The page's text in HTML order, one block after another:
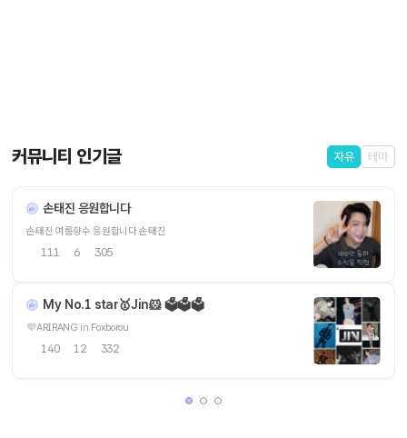
커뮤니티 인기글 자유 테마
손태진 응원합니다
손태진 여름향수 응원합니다 손태진
111 6 305
My No.1 star🥇Jin🐹 🗳️🗳️🗳️
💜ARIRANG in Foxborou
140 12 332